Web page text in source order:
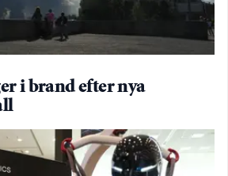
i brand efter nya